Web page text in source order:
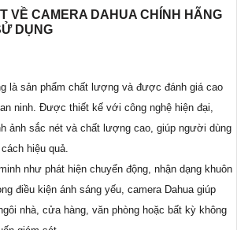
VỀ CAMERA DAHUA CHÍNH HÃNG
DỤNG
là sản phẩm chất lượng và được đánh giá cao
ninh. Được thiết kế với công nghệ hiện đại,
ảnh sắc nét và chất lượng cao, giúp người dùng
hiệu quả.
như phát hiện chuyển động, nhận dạng khuôn
điều kiện ánh sáng yếu, camera Dahua giúp
nhà, cửa hàng, văn phòng hoặc bất kỳ không